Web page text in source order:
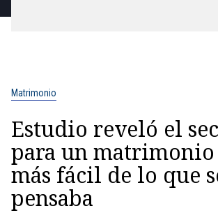
Matrimonio
Estudio reveló el
para un
más fácil de lo que
pensaba